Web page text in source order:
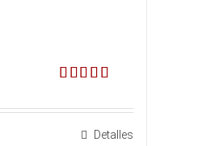
5.00de 5
Detalles